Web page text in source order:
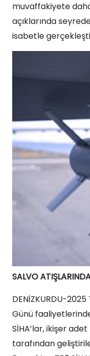
muvaffakiyete
açıklarında
isabetle
SALVO
DENİZKURDU-
Günü
SİHA’lar, ikişer
tarafından